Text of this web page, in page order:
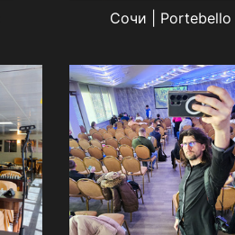
Сочи | Portebello